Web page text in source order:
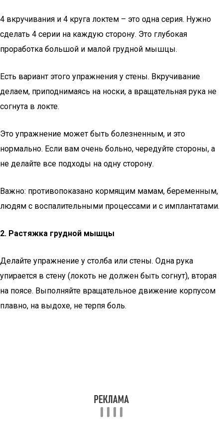
4 вкручивания и 4 круга локтем – это одна серия. Нужно
сделать 4 серии на каждую сторону. Это глубокая
проработка большой и малой грудной мышцы.
Есть вариант этого упражнения у стены. Вкручивание
делаем, приподнимаясь на носки, а вращательная рука не
согнута в локте.
Это упражнение может быть болезненным, и это
нормально. Если вам очень больно, чередуйте стороны, а
не делайте все подходы на одну сторону.
Важно: противопоказано кормящим мамам, беременным,
людям с воспалительными процессами и с имплантатами.
2. Растяжка грудной мышцы
Делайте упражнение у столба или стены. Одна рука
упирается в стену (локоть не должен быть согнут), вторая
на поясе. Выполняйте вращательное движение корпусом
плавно, на выдохе, не терпя боль.